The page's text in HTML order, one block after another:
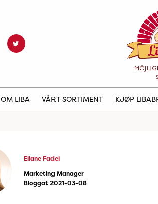
OM LIBA VÅRT SORTIMENT KJØP
Eliane Fadel
Marketing Manager
Bloggat 2021-03-08